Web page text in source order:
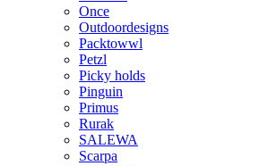
Once
Outdoordesigns
Packtowwl
Petzl
Picky holds
Pinguin
Primus
Rurak
SALEWA
Scarpa